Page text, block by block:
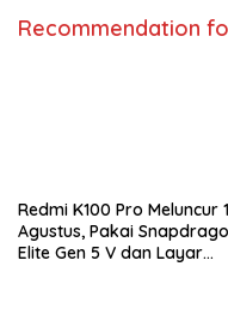
Recommendation
Redmi K100 Pro Meluncur
Agustus, Pakai
Elite Gen 5 V dan Layar